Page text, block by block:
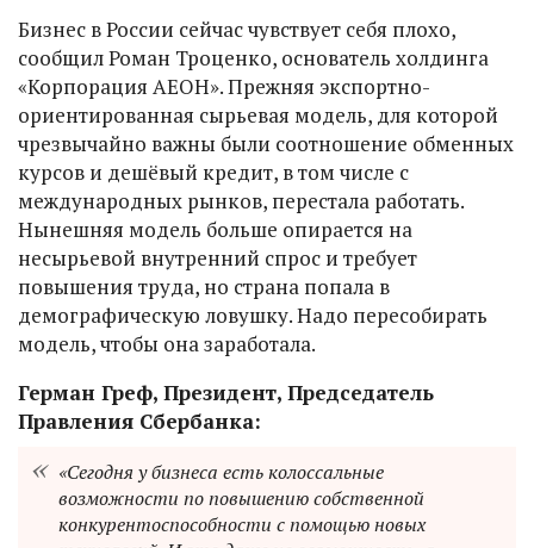
Бизнес в России сейчас чувствует себя плохо,
сообщил Роман Троценко, основатель холдинга
«Корпорация АЕОН». Прежняя экспортно-
ориентированная сырьевая модель, для которой
чрезвычайно важны были соотношение обменных
курсов и дешёвый кредит, в том числе с
международных рынков, перестала работать.
Нынешняя модель больше опирается на
несырьевой внутренний спрос и требует
повышения труда, но страна попала в
демографическую ловушку. Надо пересобирать
модель, чтобы она заработала.
Герман Греф, Президент, Председатель
Правления Сбербанка:
«Сегодня у бизнеса есть колоссальные
возможности по повышению собственной
конкурентоспособности с помощью новых